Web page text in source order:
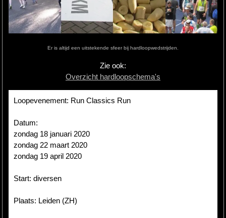
Hardlopen
Site
Er is altijd een uitstekende sfeer bij hardloopwedstrijden.
Zie ook:
Overzicht hardloopschema's
Loopevenement: Run Classics Run
Datum:
zondag 18 januari 2020
zondag 22 maart 2020
zondag 19 april 2020
Start: diversen
Plaats: Leiden (ZH)